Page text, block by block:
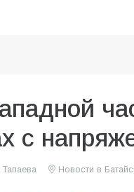
с
Новости в